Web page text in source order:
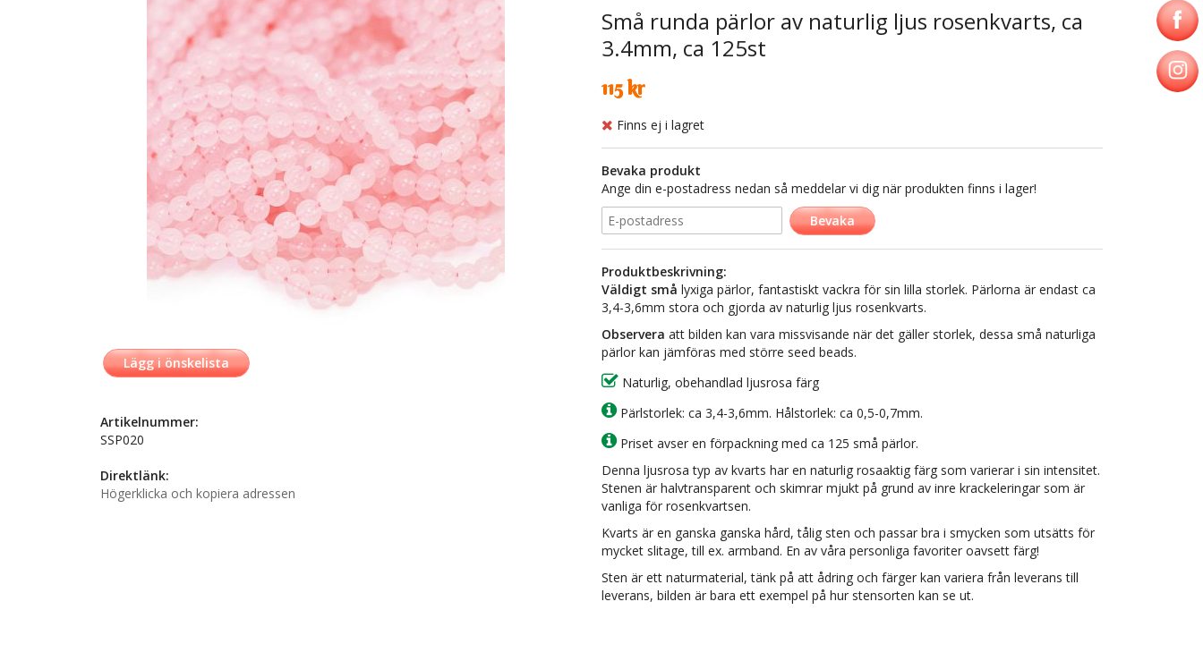
Små runda pärlor av naturlig ljus rosenkvarts, ca
3.4mm, ca 125st
115 kr
Finns ej i lagret
Bevaka produkt
Ange din e-postadress nedan så meddelar vi dig när produkten finns i lager!
Bevaka
Produktbeskrivning:
Väldigt små lyxiga pärlor, fantastiskt vackra för sin lilla storlek. Pärlorna är endast ca
3,4-3,6mm stora och gjorda av naturlig ljus rosenkvarts.
Observera att bilden kan vara missvisande när det gäller storlek, dessa små naturliga
pärlor kan jämföras med större seed beads.
Naturlig, obehandlad ljusrosa färg
Pärlstorlek: ca 3,4-3,6mm. Hålstorlek: ca 0,5-0,7mm.
Priset avser en förpackning med ca 125 små pärlor.
Denna ljusrosa typ av kvarts har en naturlig rosaaktig färg som varierar i sin intensitet.
Stenen är halvtransparent och skimrar mjukt på grund av inre krackeleringar som är
vanliga för rosenkvartsen.
Kvarts är en ganska ganska hård, tålig sten och passar bra i smycken som utsätts för
mycket slitage, till ex. armband. En av våra personliga favoriter oavsett färg!
Sten är ett naturmaterial, tänk på att ådring och färger kan variera från leverans till
leverans, bilden är bara ett exempel på hur stensorten kan se ut.
Lägg i önskelista
Artikelnummer:
SSP020
Direktlänk:
Högerklicka och kopiera adressen